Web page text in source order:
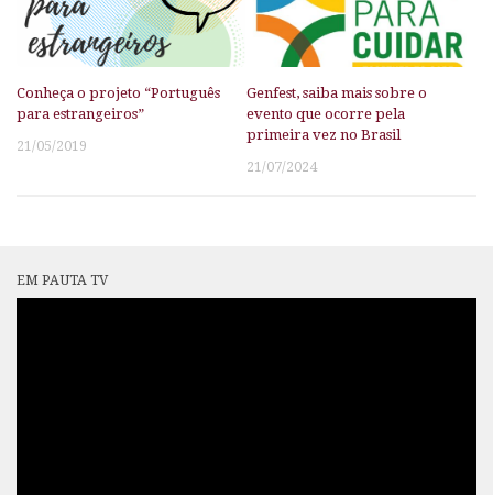
Conheça o projeto “Português
para estrangeiros”
21/05/2019
Genfest, saiba mais sobre o
evento que ocorre pela
primeira vez no Brasil
21/07/2024
EM PAUTA TV